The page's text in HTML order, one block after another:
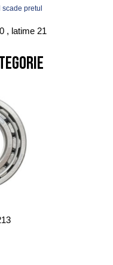
pretul
, latime 21
Rulment 6210 ZNR